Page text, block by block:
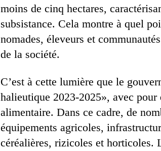
moins de cinq hectares,
subsistance. Cela montre à quel
nomades, éleveurs et
de la société.
C’est à cette lumière que le
halieutique 2023-2025», avec
alimentaire. Dans ce cadre, de
équipements agricoles,
céréalières, rizicoles et horticoles.